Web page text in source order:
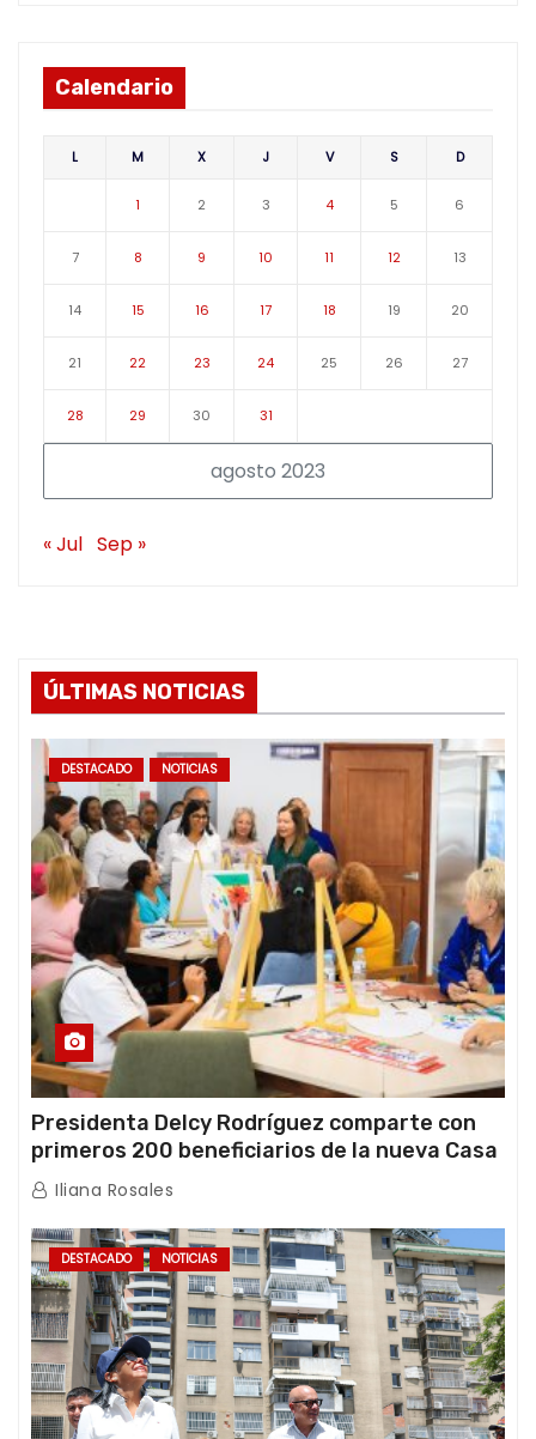
Calendario
agosto 2023
L M X J V S D
1 2 3 4 5 6
7 8 9 10 11 12 13
14 15 16 17 18 19 20
21 22 23 24 25 26 27
28 29 30 31
« Jul Sep »
ÚLTIMAS NOTICIAS
DESTACADO NOTICIAS
Presidenta Delcy Rodríguez comparte con
primeros 200 beneficiarios de la nueva Casa
de los Abuelos “La Primavera” en Caracas
Iliana Rosales
DESTACADO NOTICIAS